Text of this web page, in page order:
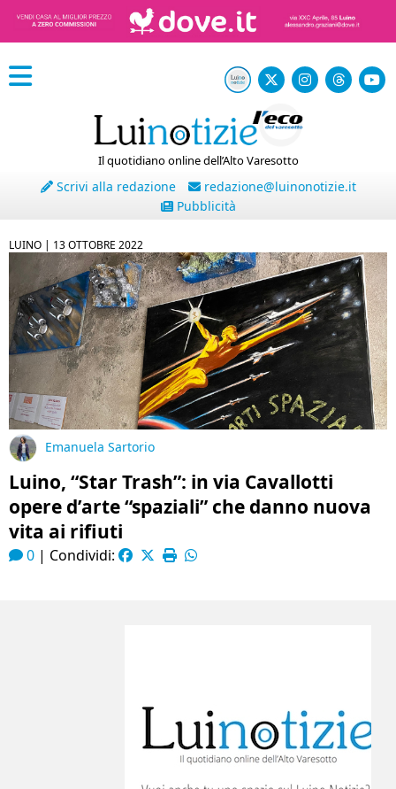
Il quotidiano online dell’Alto Varesotto
Scrivi alla redazione
redazione@luinonotizie.it
Pubblicità
LUINO | 13 OTTOBRE 2022
Emanuela Sartorio
Luino, “Star Trash”: in via Cavallotti
opere d’arte “spaziali” che danno nuova
vita ai rifiuti
0 | Condividi: